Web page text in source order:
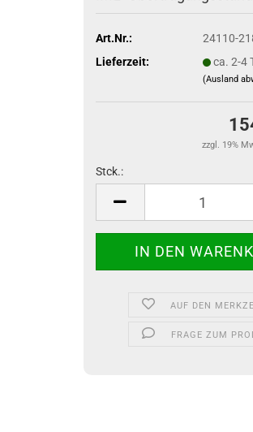
Art.Nr.:
24110-
Lieferzeit:
ca. 2-4
(Ausland
zzgl. 19%
Stck.:
Stck.
AUF DEN
FRAGE ZUM